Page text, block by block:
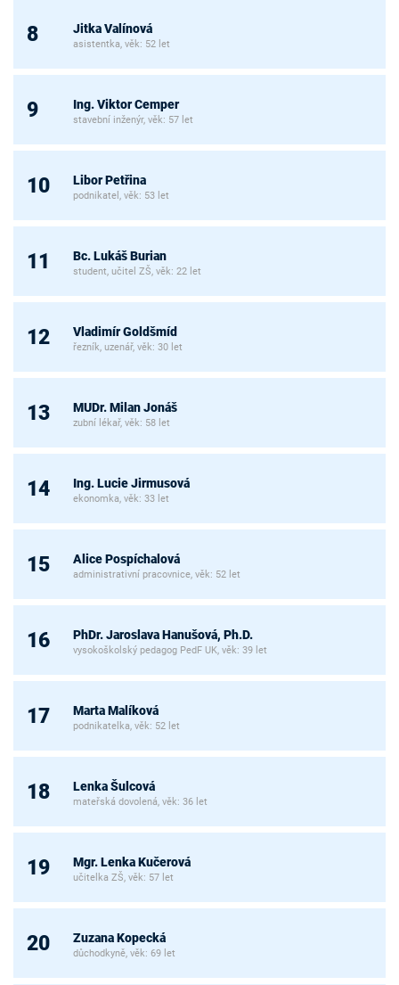
8 Jitka Valínová
asistentka, věk: 52 let
9 Ing. Viktor Cemper
stavební inženýr, věk: 57 let
10 Libor Petřina
podnikatel, věk: 53 let
11 Bc. Lukáš Burian
student, učitel ZŠ, věk: 22 let
12 Vladimír Goldšmíd
řezník, uzenář, věk: 30 let
13 MUDr. Milan Jonáš
zubní lékař, věk: 58 let
14 Ing. Lucie Jirmusová
ekonomka, věk: 33 let
15 Alice Pospíchalová
administrativní pracovnice, věk: 52 let
16 PhDr. Jaroslava Hanušová, Ph.D.
vysokoškolský pedagog PedF UK, věk: 39 let
17 Marta Malíková
podnikatelka, věk: 52 let
18 Lenka Šulcová
mateřská dovolená, věk: 36 let
19 Mgr. Lenka Kučerová
učitelka ZŠ, věk: 57 let
20 Zuzana Kopecká
důchodkyně, věk: 69 let